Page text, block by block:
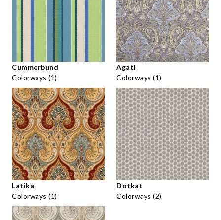
Cummerbund
Colorways (1)
Agati
Colorways (1)
Latika
Colorways (1)
Dotkat
Colorways (2)